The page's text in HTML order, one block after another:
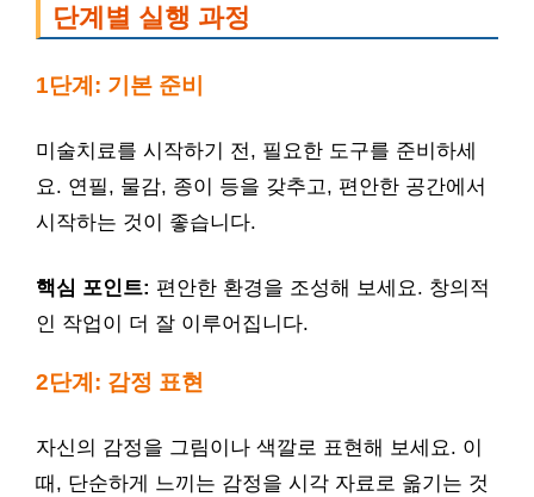
단계별 실행 과정
1단계: 기본 준비
미술치료를 시작하기 전, 필요한 도구를 준비하세
요. 연필, 물감, 종이 등을 갖추고, 편안한 공간에서
시작하는 것이 좋습니다.
핵심 포인트: 편안한 환경을 조성해 보세요. 창의적
인 작업이 더 잘 이루어집니다.
2단계: 감정 표현
자신의 감정을 그림이나 색깔로 표현해 보세요. 이
때, 단순하게 느끼는 감정을 시각 자료로 옮기는 것